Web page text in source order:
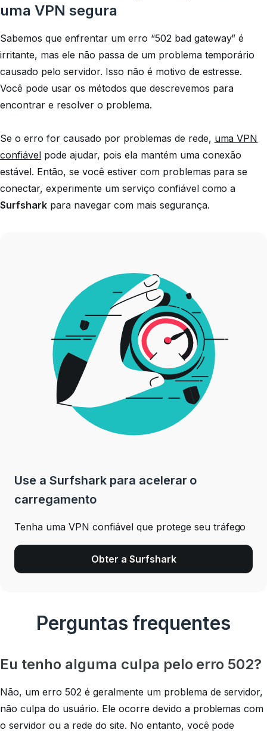
uma VPN segura
Sabemos que enfrentar um erro “502 bad gateway” é
irritante, mas ele não passa de um problema temporário
causado pelo servidor. Isso não é motivo de estresse.
Você pode usar os métodos que descrevemos para
encontrar e resolver o problema.
Se o erro for causado por problemas de rede, uma VPN
confiávelpode ajudar, pois ela mantém uma conexão
estável. Então, se você estiver com problemas para se
conectar, experimente um serviço confiável como a
Surfsharkpara navegar com mais segurança.
Use a Surfshark para acelerar o
carregamento
Tenha uma VPN confiável que protege seu tráfego
Obter a Surfshark
Perguntas frequentes
Eu tenho alguma culpa pelo erro 502?
Não, um erro 502 é geralmente um problema de servidor,
não culpa do usuário. Ele ocorre devido a problemas com
o servidor ou a rede do site. No entanto, você pode